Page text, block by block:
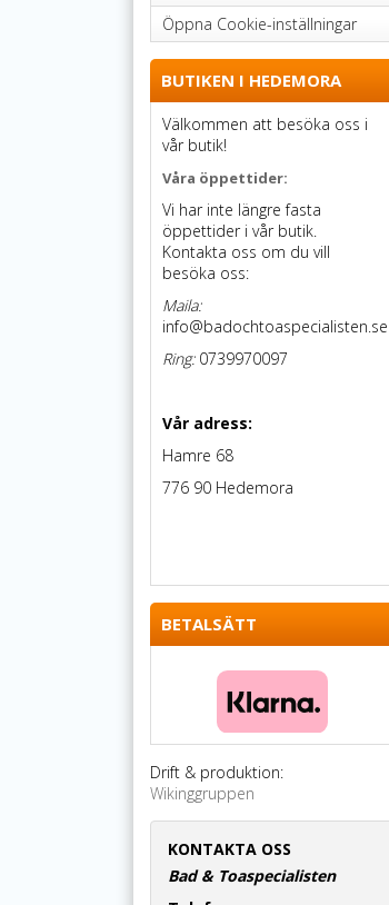
Öppna Cookie-inställningar
BUTIKEN I HEDEMORA
Välkommen att besöka oss i
vår butik!
Våra öppettider:
Vi har inte längre fasta
öppettider i vår butik.
Kontakta oss om du vill
besöka oss:
Maila:
info@badochtoaspecialisten.se
Ring:0739970097
Vår adress:
Hamre 68
776 90 Hedemora
BETALSÄTT
Drift & produktion:
Wikinggruppen
KONTAKTA OSS
Bad & Toaspecialisten